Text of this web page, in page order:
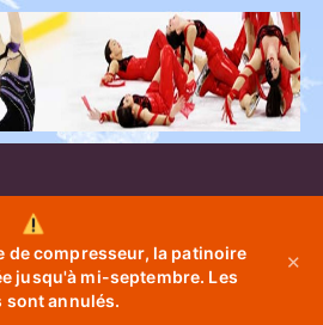
de compresseur, la patinoire
jusqu'à mi-septembre. Les
sont annulés.
✕